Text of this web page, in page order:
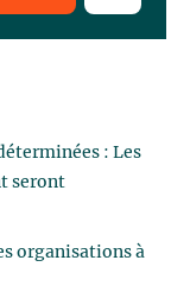
: Les
seront
organisations à